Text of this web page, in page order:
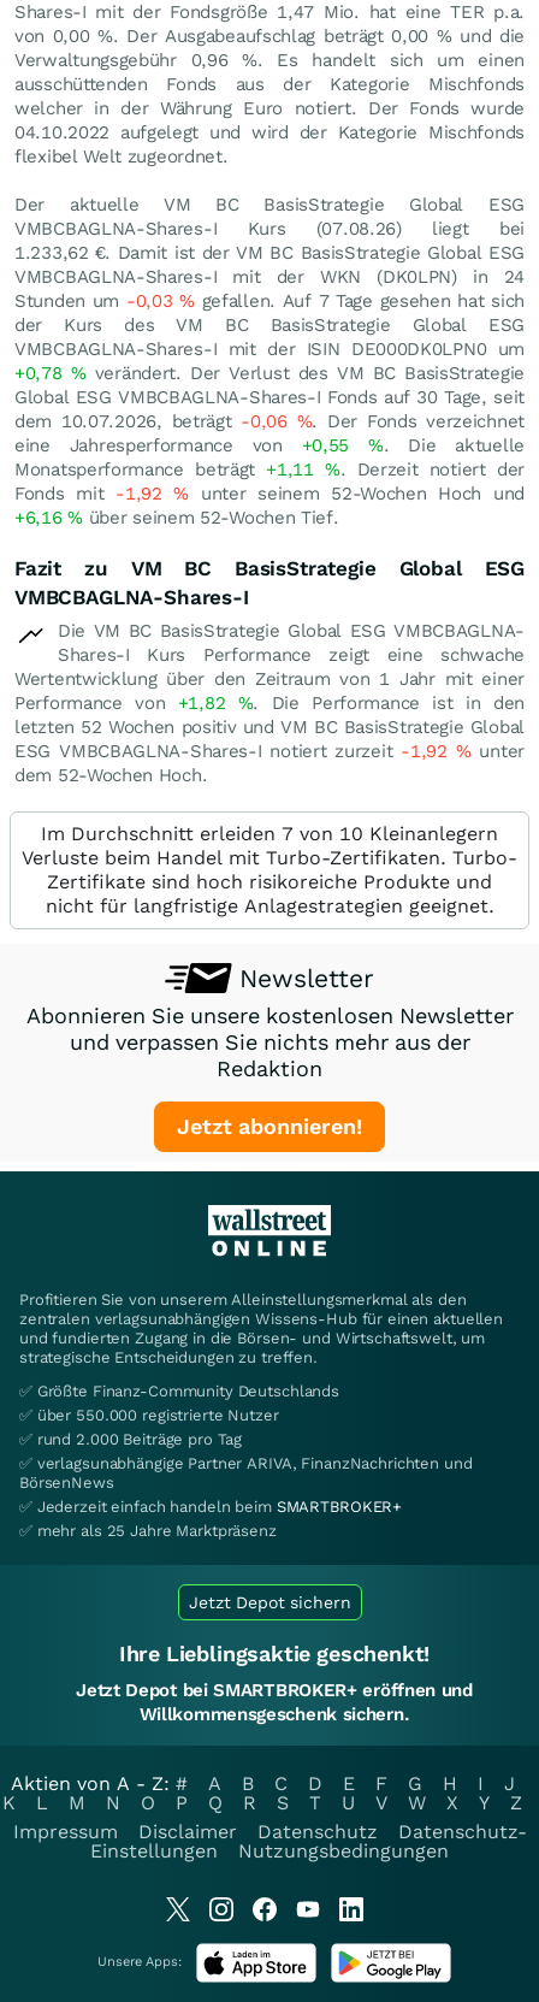
Shares-I mit der Fondsgröße 1,47 Mio. hat eine TER p.a.
von 0,00 %. Der Ausgabeaufschlag beträgt 0,00 % und die
Verwaltungsgebühr 0,96 %. Es handelt sich um einen
ausschüttenden Fonds aus der Kategorie Mischfonds
welcher in der Währung Euro notiert. Der Fonds wurde
04.10.2022 aufgelegt und wird der Kategorie Mischfonds
flexibel Welt zugeordnet.
Der aktuelle VM BC BasisStrategie Global ESG
VMBCBAGLNA-Shares-I Kurs (07.08.26) liegt bei
1.233,62 €. Damit ist der VM BC BasisStrategie Global ESG
VMBCBAGLNA-Shares-I mit der WKN (DK0LPN) in 24
Stunden um -0,03%gefallen. Auf 7 Tage gesehen hat sich
der Kurs des VM BC BasisStrategie Global ESG
VMBCBAGLNA-Shares-I mit der ISIN DE000DK0LPN0 um
+0,78 %verändert. Der Verlust des VM BC BasisStrategie
Global ESG VMBCBAGLNA-Shares-I Fonds auf 30 Tage, seit
dem 10.07.2026, beträgt -0,06 %. Der Fonds verzeichnet
eine Jahresperformance von +0,55%. Die aktuelle
Monatsperformance beträgt +1,11 %. Derzeit notiert der
Fonds mit -1,92% unter seinem 52-Wochen Hoch und
+6,16%über seinem 52-Wochen Tief.
Fazit zu VM BC BasisStrategie Global ESG
VMBCBAGLNA-Shares-I
Die VM BC BasisStrategie Global ESG VMBCBAGLNA-
Shares-I Kurs Performance zeigt eine schwache
Wertentwicklung über den Zeitraum von 1 Jahr mit einer
Performance von +1,82 %. Die Performance ist in den
letzten 52 Wochen positiv und VM BC BasisStrategie Global
ESG VMBCBAGLNA-Shares-I notiert zurzeit -1,92 %unter
dem 52-Wochen Hoch.
Im Durchschnitt erleiden 7 von 10 Kleinanlegern
Verluste beim Handel mit Turbo-Zertifikaten. Turbo-
Zertifikate sind hoch risikoreiche Produkte und
nicht für langfristige Anlagestrategien geeignet.
Newsletter
Abonnieren Sie unsere kostenlosen Newsletter
und verpassen Sie nichts mehr aus der
Redaktion
Jetzt abonnieren!
Profitieren Sie von unserem Alleinstellungsmerkmal als den
zentralen verlagsunabhängigen Wissens-Hub für einen aktuellen
und fundierten Zugang in die Börsen- und Wirtschaftswelt, um
strategische Entscheidungen zu treffen.
✅ Größte Finanz-Community Deutschlands
✅ über 550.000 registrierte Nutzer
✅ rund 2.000 Beiträge pro Tag
✅ verlagsunabhängige Partner ARIVA, FinanzNachrichten und
BörsenNews
✅ Jederzeit einfach handeln beim SMARTBROKER+
✅ mehr als 25 Jahre Marktpräsenz
Jetzt Depot sichern
Ihre Lieblingsaktie geschenkt!
Jetzt Depot bei SMARTBROKER+ eröffnen und
Willkommensgeschenk sichern.
Aktien von A - Z: # A B C D E F G H I
J
K
L M N O P Q R S T U V W X Y
Z
Impressum
Disclaimer Datenschutz
Datenschutz-
Einstellungen
Nutzungsbedingungen
Unsere Apps: